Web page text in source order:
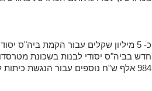
כ- 5 מיליון שקלים עבור הקמת ביה"ס
חדש בביה"ס יסודי לבנות בשכונת
984 אלף ש"ח נוספים עבור הנגשת כיתות לימוד